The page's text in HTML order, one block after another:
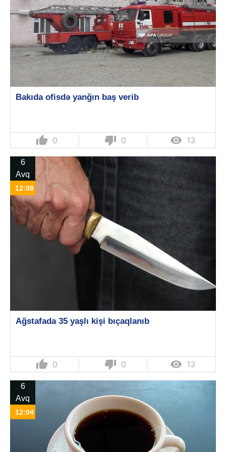
Bakıda ofisdə yanğın baş verib
thumb_up 0 thumb_down 0  13
6
Avq
12:08
Ağstafada 35 yaşlı kişi bıçaqlanıb
thumb_up 0 thumb_down 0  13
6
Avq
12:04